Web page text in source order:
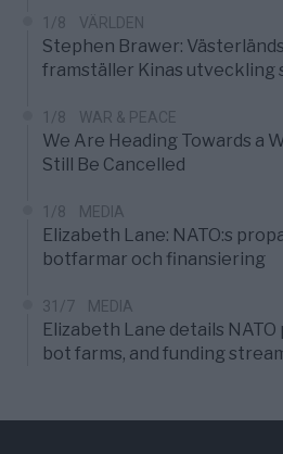
1/8 VÄRLDEN
Stephen Brawer:
framställer Kinas utveckling
1/8 WAR & PEACE
We Are Heading Towards a
Still Be Cancelled
1/8 MEDIA
Elizabeth Lane: NATO:s
botfarmar och finansiering
31/7 MEDIA
Elizabeth Lane details
bot farms, and funding